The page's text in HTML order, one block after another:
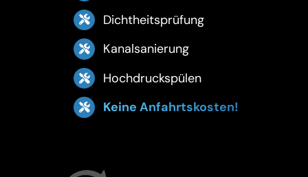
Dichtheitsprüfung
Kanalsanierung
Hochdruckspülen
Keine Anfahrtskosten!